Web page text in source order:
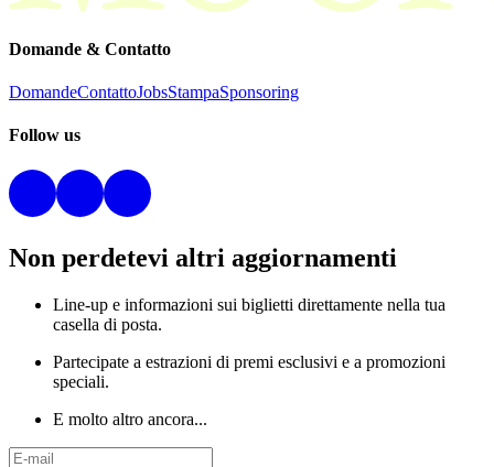
Domande & Contatto
DomandeContattoJobsStampaSponsoring
Follow us
Non perdetevi altri aggiornamenti
Line-up e informazioni sui biglietti direttamente nella tua
casella di posta.
Partecipate a estrazioni di premi esclusivi e a promozioni
speciali.
E molto altro ancora...